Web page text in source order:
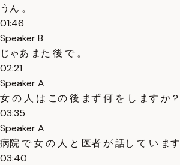
うん 。
01:46
Speaker B
じゃあ また 後 で 。
02:21
Speaker A
女 の 人 は この 後 まず 何 を し ます か ?
03:35
Speaker A
病院 で 女 の 人 と 医者 が 話し て い ます
03:40